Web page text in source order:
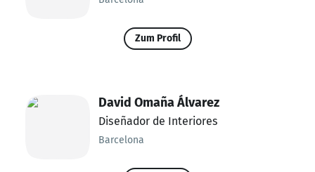
Zum Profil
David Omaña Álvarez
Diseñador de Interiores
Barcelona